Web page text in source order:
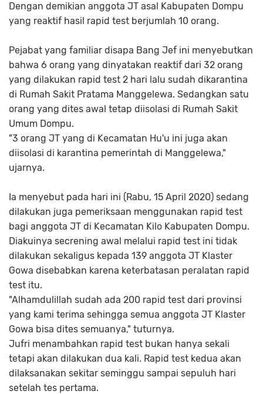
Dengan demikian anggota JT asal Kabupaten Dompu
yang reaktif hasil rapid test berjumlah 10 orang.
Pejabat yang familiar disapa Bang Jef ini menyebutkan
bahwa 6 orang yang dinyatakan reaktif dari 32 orang
yang dilakukan rapid test 2 hari lalu sudah dikarantina
di Rumah Sakit Pratama Manggelewa. Sedangkan satu
orang yang dites awal tetap diisolasi di Rumah Sakit
Umum Dompu.
"3 orang JT yang di Kecamatan Hu'u ini juga akan
diisolasi di karantina pemerintah di Manggelewa,"
ujarnya.
Ia menyebut pada hari ini (Rabu, 15 April 2020) sedang
dilakukan juga pemeriksaan menggunakan rapid test
bagi anggota JT di Kecamatan Kilo Kabupaten Dompu.
Diakuinya secrening awal melalui rapid test ini tidak
dilakukan sekaligus kepada 139 anggota JT Klaster
Gowa disebabkan karena keterbatasan peralatan rapid
test itu.
"Alhamdulillah sudah ada 200 rapid test dari provinsi
yang kami terima sehingga semua anggota JT Klaster
Gowa bisa dites semuanya," tuturnya.
Jufri menambahkan rapid test bukan hanya sekali
tetapi akan dilakukan dua kali. Rapid test kedua akan
dilaksanakan sekitar seminggu sampai sepuluh hari
setelah tes pertama.